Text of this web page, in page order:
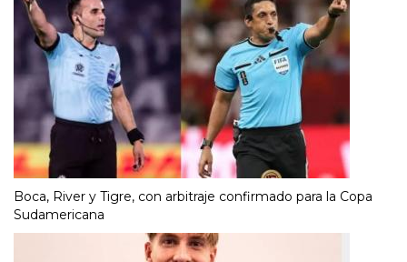
Boca, River y Tigre, con arbitraje confirmado para la Copa
Sudamericana